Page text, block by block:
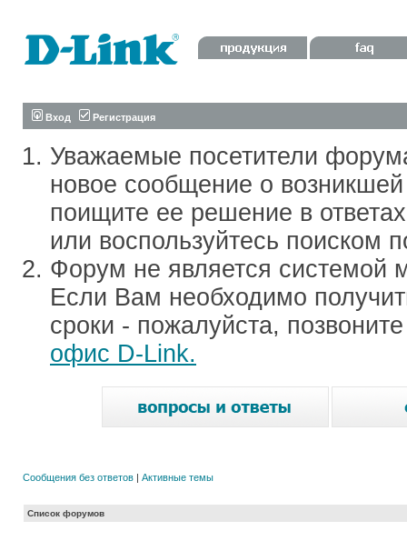
Вход Регистрация
Уважаемые посетители
новое сообщение о
поищите ее решение в
или воспользуйтесь поиском
Форум не является системой
Если Вам необходимо
сроки - пожалуйста,
офис D-Link.
Сообщения без ответов | Активные темы
Список форумов